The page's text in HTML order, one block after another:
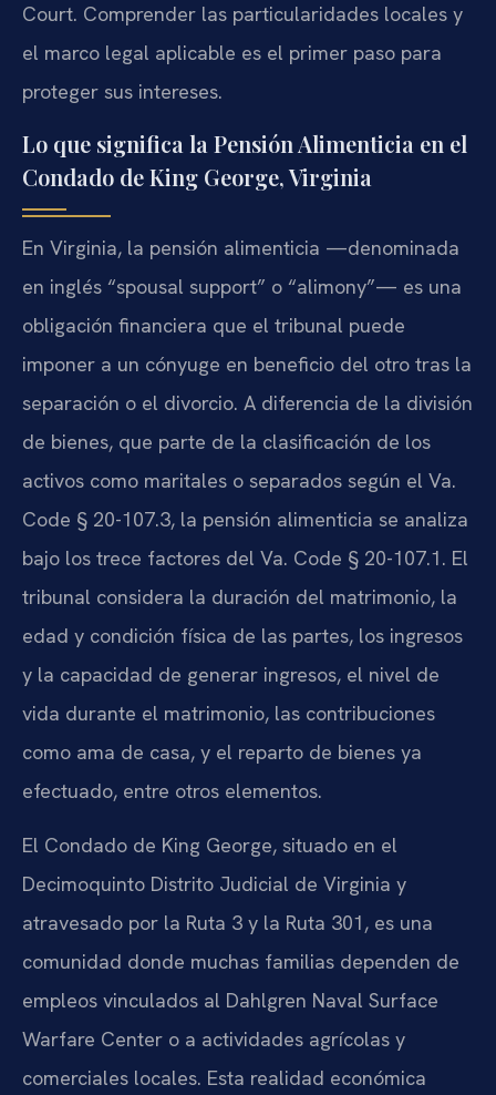
Court. Comprender las particularidades locales y
el marco legal aplicable es el primer paso para
proteger sus intereses.
Lo que significa la Pensión Alimenticia en el
Condado de King George, Virginia
En Virginia, la pensión alimenticia —denominada
en inglés “spousal support” o “alimony”— es una
obligación financiera que el tribunal puede
imponer a un cónyuge en beneficio del otro tras la
separación o el divorcio. A diferencia de la división
de bienes, que parte de la clasificación de los
activos como maritales o separados según el Va.
Code § 20-107.3, la pensión alimenticia se analiza
bajo los trece factores del Va. Code § 20-107.1. El
tribunal considera la duración del matrimonio, la
edad y condición física de las partes, los ingresos
y la capacidad de generar ingresos, el nivel de
vida durante el matrimonio, las contribuciones
como ama de casa, y el reparto de bienes ya
efectuado, entre otros elementos.
El Condado de King George, situado en el
Decimoquinto Distrito Judicial de Virginia y
atravesado por la Ruta 3 y la Ruta 301, es una
comunidad donde muchas familias dependen de
empleos vinculados al Dahlgren Naval Surface
Warfare Center o a actividades agrícolas y
comerciales locales. Esta realidad económica